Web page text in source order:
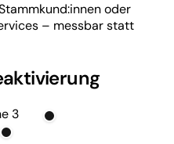
oder
– messbar statt
3